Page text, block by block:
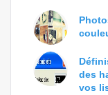
des
vos